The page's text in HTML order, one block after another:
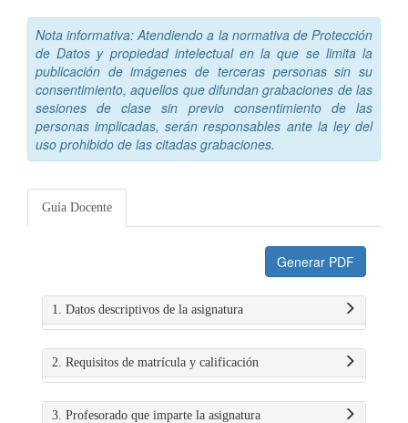
Nota informativa: Atendiendo a la normativa de Protección
de Datos y propiedad intelectual en la que se limita la
publicación de imágenes de terceras personas sin su
consentimiento, aquellos que difundan grabaciones de las
sesiones de clase sin previo consentimiento de las
personas implicadas, serán responsables ante la ley del
uso prohibido de las citadas grabaciones.
Guía Docente
Generar PDF
1. Datos descriptivos de la asignatura
2. Requisitos de matrícula y calificación
3. Profesorado que imparte la asignatura